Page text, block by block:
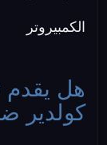
الكمبيروتر
هل يقدم
كولدير